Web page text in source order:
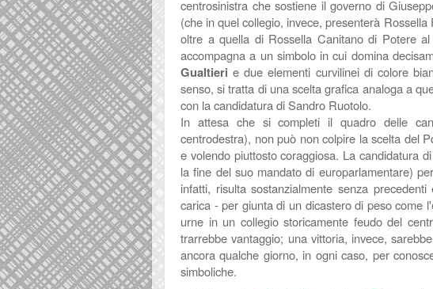
centrosinistra che sostiene il governo di
(che in quel collegio, invece, presenterà
oltre a quella di Rossella Canitano di Potere
accompagna a un simbolo in cui domina
Gualtierie due elementi curvilinei di colore
senso, si tratta di una scelta grafica analoga a
con la candidatura di Sandro Ruotolo.
In attesa che si completi il quadro delle
centrodestra), non può non colpire la scelta del
e volendo piuttosto coraggiosa. La candidatura
la fine del suo mandato di europarlamentare)
infatti, risulta sostanzialmente senza
carica - per giunta di un dicastero di peso come
urne in un collegio storicamente feudo del
trarrebbe vantaggio; una vittoria, invece,
ancora qualche giorno, in ogni caso, per
simboliche.